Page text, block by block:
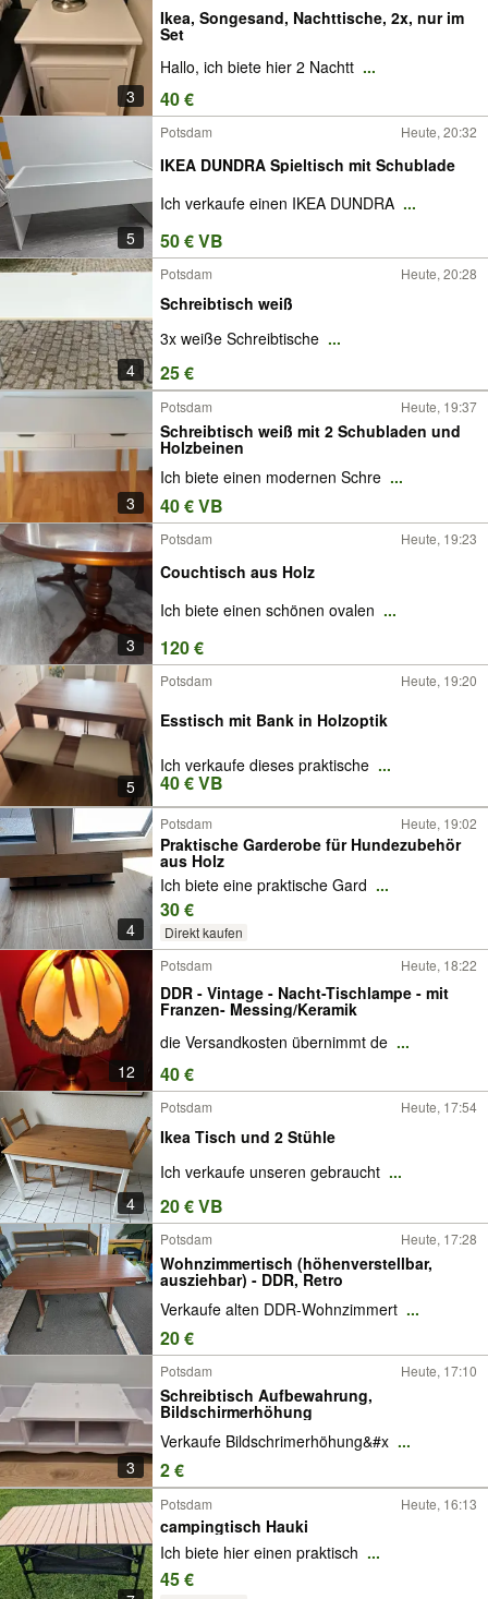
3
Ikea, Songesand, Nachttische, 2x, nur im
Set
Hallo, ich biete hier 2 Nachtt ...
40 €
5
Potsdam Heute, 20:32
IKEA DUNDRA Spieltisch mit Schublade
Ich verkaufe einen IKEA DUNDRA ...
50 € VB
4
Potsdam Heute, 20:28
Schreibtisch weiß
3x weiße Schreibtische ...
25 €
3
Potsdam Heute, 19:37
Schreibtisch weiß mit 2 Schubladen und
Holzbeinen
Ich biete einen modernen Schre ...
40 € VB
3
Potsdam Heute, 19:23
Couchtisch aus Holz
Ich biete einen schönen ovalen ...
120 €
5
Potsdam Heute, 19:20
Esstisch mit Bank in Holzoptik
Ich verkaufe dieses praktische ...
40 € VB
4
Potsdam Heute, 19:02
Praktische Garderobe für Hundezubehör
aus Holz
Ich biete eine praktische Gard ...
30 €
Direkt kaufen
12
Potsdam Heute, 18:22
DDR - Vintage - Nacht-Tischlampe - mit
Franzen- Messing/Keramik
die Versandkosten übernimmt de ...
40 €
4
Potsdam Heute, 17:54
Ikea Tisch und 2 Stühle
Ich verkaufe unseren gebraucht ...
20 € VB
Potsdam Heute, 17:28
Wohnzimmertisch (höhenverstellbar,
ausziehbar) - DDR, Retro
Verkaufe alten DDR-Wohnzimmert ...
20 €
3
Potsdam Heute, 17:10
Schreibtisch Aufbewahrung,
Bildschirmerhöhung
Verkaufe Bildschrimerhöhung&#x ...
2 €
Potsdam Heute, 16:13
campingtisch Hauki
Ich biete hier einen praktisch ...
45 €